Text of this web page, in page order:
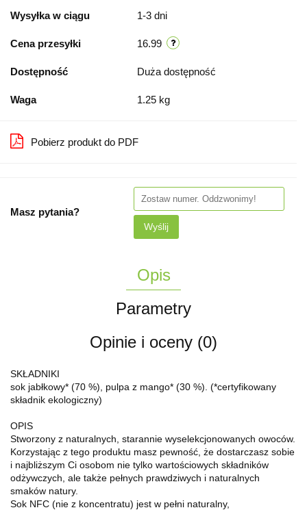
Wysyłka w ciągu 1-3 dni
Cena przesyłki 16.99
Dostępność Duża dostępność
Waga 1.25 kg
Pobierz produkt do PDF
Masz pytania?
Wyślij
Opis
Parametry
Opinie i oceny (0)
SKŁADNIKI
sok jabłkowy* (70 %), pulpa z mango* (30 %). (*certyfikowany
składnik ekologiczny)
OPIS
Stworzony z naturalnych, starannie wyselekcjonowanych owoców.
Korzystając z tego produktu masz pewność, że dostarczasz sobie
i najbliższym Ci osobom nie tylko wartościowych składników
odżywczych, ale także pełnych prawdziwych i naturalnych
smaków natury.
Sok NFC (nie z koncentratu) jest w pełni naturalny,